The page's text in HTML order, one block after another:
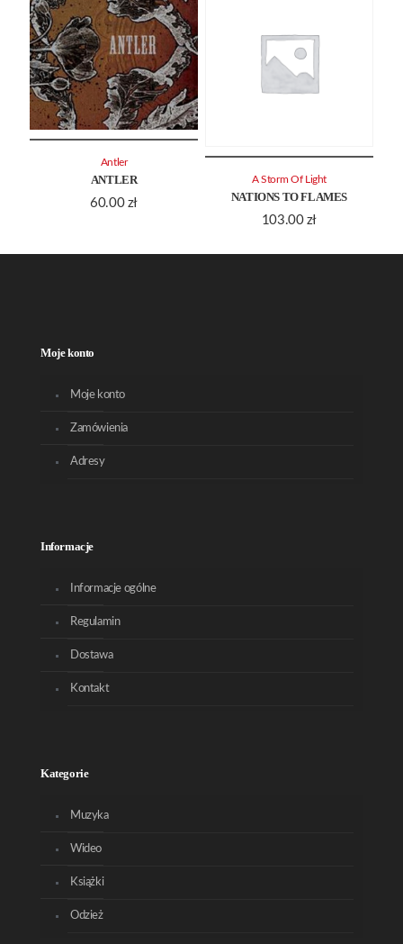
ANTLER
60.00 zł
Antler
NATIONS TO FLAMES
103.00 zł
A Storm Of Light
Moje konto
Moje konto
Zamówienia
Adresy
Informacje
Informacje ogólne
Regulamin
Dostawa
Kontakt
Kategorie
Muzyka
Wideo
Książki
Odzież